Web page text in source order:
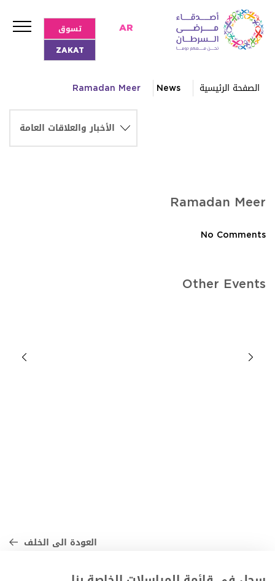
AR
تسوق
ZAKAT
الصفحة الرئيسية News
Ramadan Meer
Ramadan Meer
No Comments
Other Events
العودة الى الخلف